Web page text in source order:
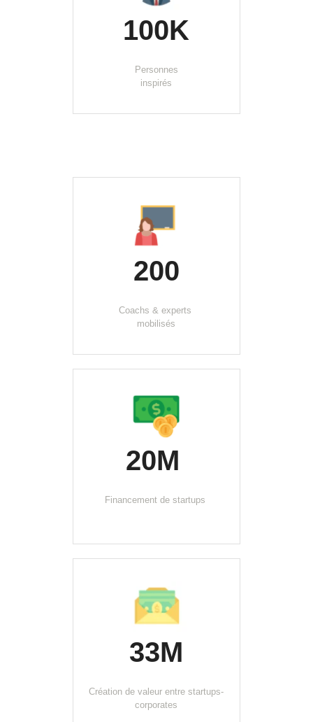
100K
Personnes
inspirés
200
Coachs & experts
mobilisés
20M
Financement de startups
33M
Création de valeur entre startups-
corporates